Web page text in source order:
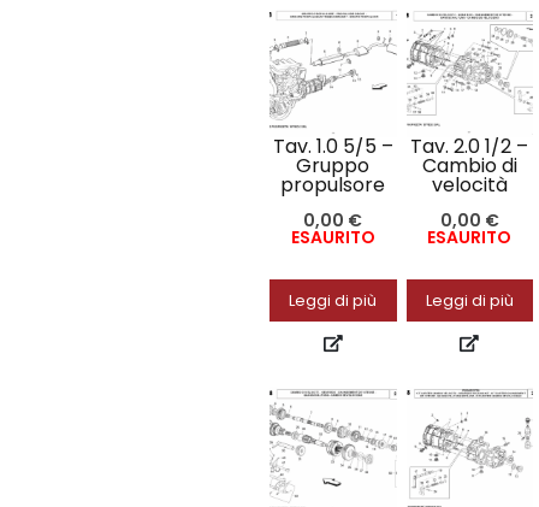
Tav. 1.0 5/5 –
Gruppo
propulsore
0,00 €
ESAURITO
Leggi di più
Tav. 2.0 1/2 –
Cambio di
velocità
0,00 €
ESAURITO
Leggi di più